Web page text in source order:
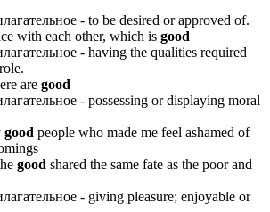
- to be desired or approved of.
with each other, which is good
- having the qualities required
are good
- possessing or displaying moral
good people who made me feel ashamed of
good shared the same fate as the poor and
- giving pleasure; enjoyable or